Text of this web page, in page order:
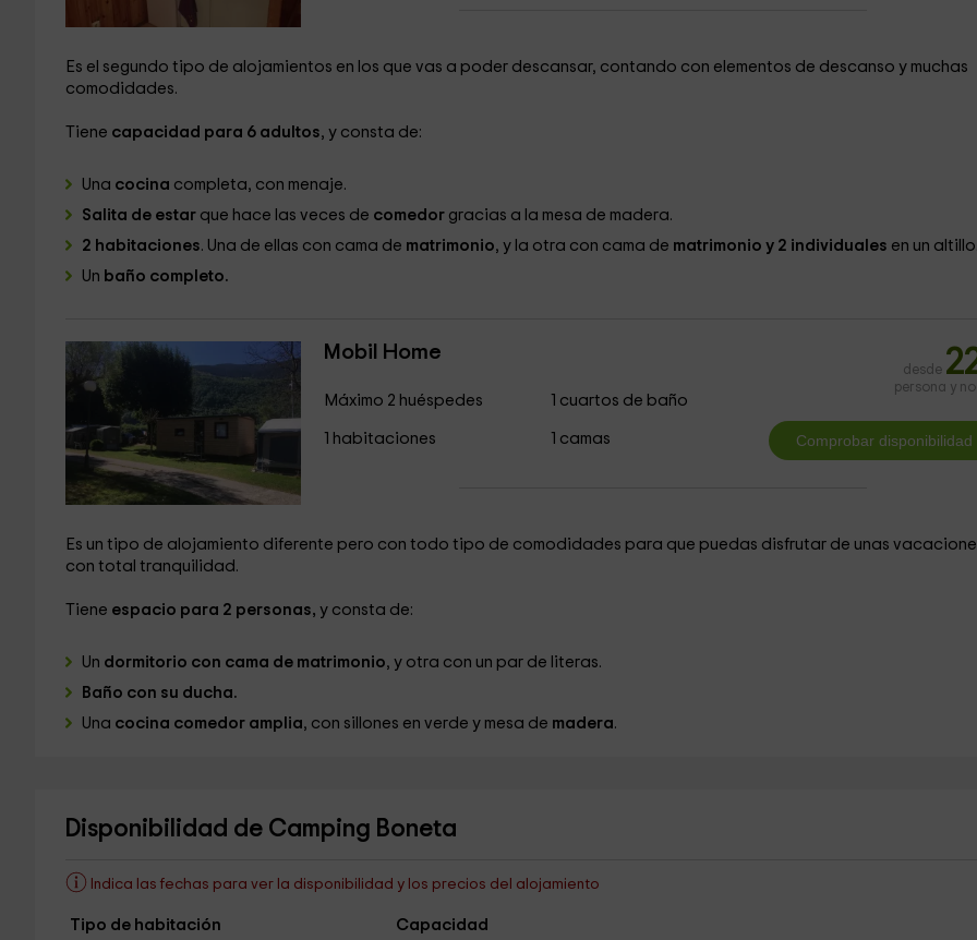
Es el segundo tipo de alojamientos en los que vas a poder descansar, contando con elementos de descanso y muchas
comodidades.
Tiene capacidad para 6 adultos, y consta de:
Una cocina completa, con menaje.
Salita de estar que hace las veces de comedor gracias a la mesa de madera.
2 habitaciones. Una de ellas con cama de matrimonio, y la otra con cama de matrimonio y 2 individuales en un altillo.
Un baño completo.
Mobil Home
Máximo 2 huéspedes
1 habitaciones
1 cuartos de baño
1 camas
desde
persona y
Es un tipo de alojamiento diferente pero con todo tipo de comodidades para que puedas disfrutar de unas
con total tranquilidad.
Tiene espacio para 2 personas, y consta de:
Un dormitorio con cama de matrimonio, y otra con un par de literas.
Baño con su ducha.
Una cocina comedor amplia, con sillones en verde y mesa de madera.
Disponibilidad de Camping Boneta
Indica las fechas para ver la disponibilidad y los precios del alojamiento
Tipo de habitación Capacidad